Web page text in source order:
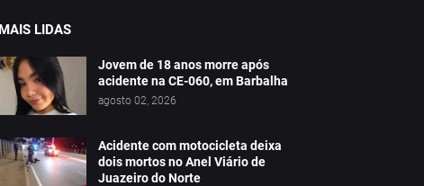
MAIS LIDAS
Jovem de 18 anos morre após
acidente na CE-060, em Barbalha
agosto 02, 2026
Acidente com motocicleta deixa
dois mortos no Anel Viário de
Juazeiro do Norte